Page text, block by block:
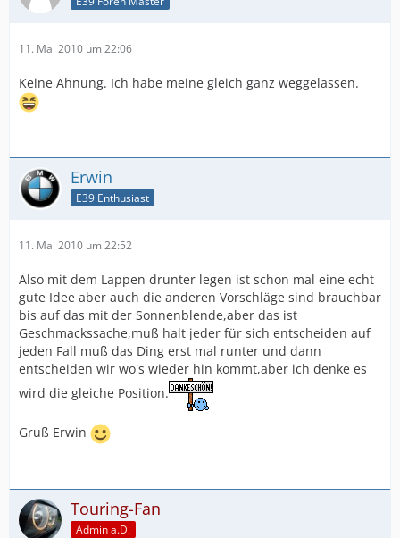
11. Mai 2010 um 22:06
Keine Ahnung. Ich habe meine gleich ganz weggelassen.
Erwin
E39 Enthusiast
11. Mai 2010 um 22:52
Also mit dem Lappen drunter legen ist schon mal eine echt
gute Idee aber auch die anderen Vorschläge sind brauchbar
bis auf das mit der Sonnenblende,aber das ist
Geschmackssache,muß halt jeder für sich entscheiden auf
jeden Fall muß das Ding erst mal runter und dann
entscheiden wir wo's wieder hin kommt,aber ich denke es
wird die gleiche Position.
Gruß Erwin
Touring-Fan
Admin a.D.